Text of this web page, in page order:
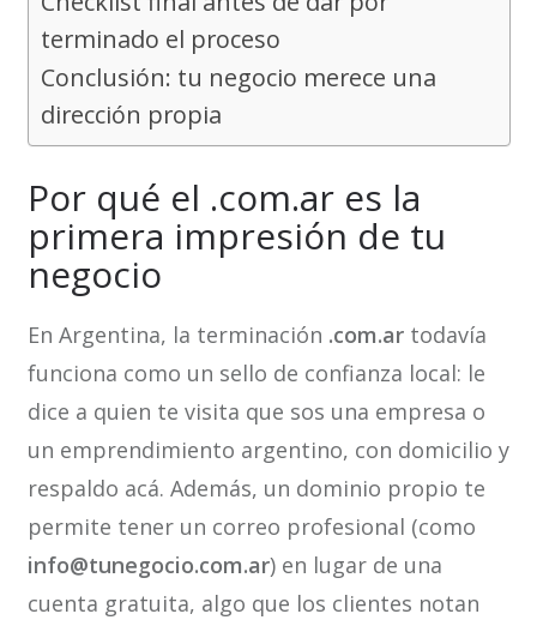
terminado el proceso
Conclusión: tu negocio merece una
dirección propia
Por qué el .com.ar es la
primera impresión de tu
negocio
En Argentina, la terminación .com.artodavía
funciona como un sello de confianza local: le
dice a quien te visita que sos una empresa o
un emprendimiento argentino, con domicilio y
respaldo acá. Además, un dominio propio te
permite tener un correo profesional (como
info@tunegocio.com.ar) en lugar de una
cuenta gratuita, algo que los clientes notan